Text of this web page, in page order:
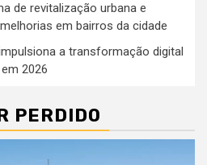
de revitalização urbana e
em bairros da cidade
a transformação digital
2026
PERDIDO